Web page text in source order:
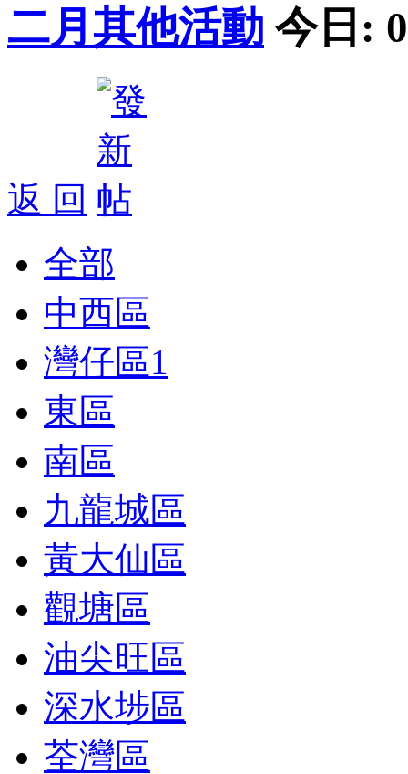
二月其他活動 今日: 0
返 回
全部
中西區
灣仔區1
東區
南區
九龍城區
黃大仙區
觀塘區
油尖旺區
深水埗區
荃灣區